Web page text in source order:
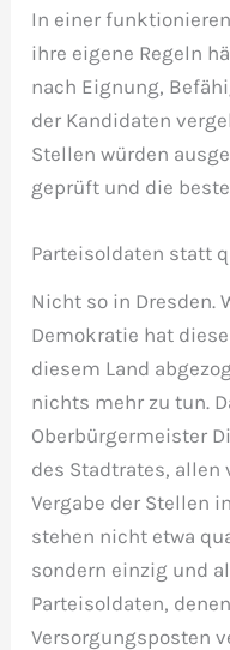
In einer
ihre eigene Regeln
nach Eignung,
der Kandidaten
Stellen würden
geprüft und die
Parteisoldaten statt
Nicht so in Dresden.
Demokratie hat
diesem Land
nichts mehr zu tun.
Oberbürgermeister
des Stadtrates, allen
Vergabe der Stellen
stehen nicht etwa
sondern einzig und
Parteisoldaten,
Versorgungsposten